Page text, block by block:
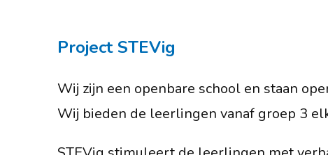
Contact
Project STEVig
Wij zijn een openbare school en staan
Wij bieden de leerlingen vanaf groep 3